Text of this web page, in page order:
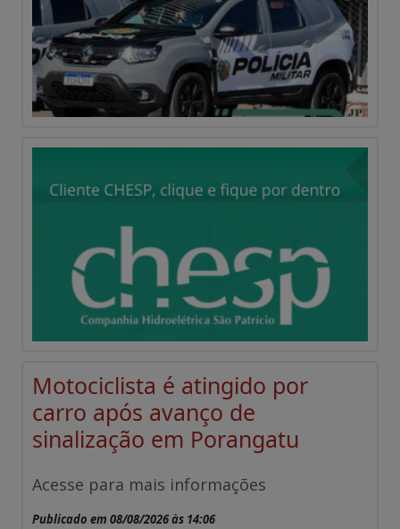
Motociclista é atingido por
carro após avanço de
sinalização em Porangatu
Acesse para mais informações
Publicado em 08/08/2026 às 14:06